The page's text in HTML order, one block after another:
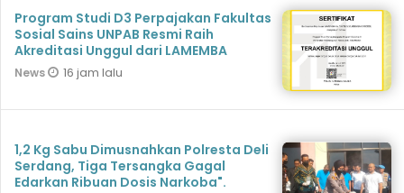
Program Studi D3 Perpajakan Fakultas
Sosial Sains UNPAB Resmi Raih
Akreditasi Unggul dari LAMEMBA
News 16 jam lalu
1,2 Kg Sabu Dimusnahkan Polresta Deli
Serdang, Tiga Tersangka Gagal
Edarkan Ribuan Dosis Narkoba".